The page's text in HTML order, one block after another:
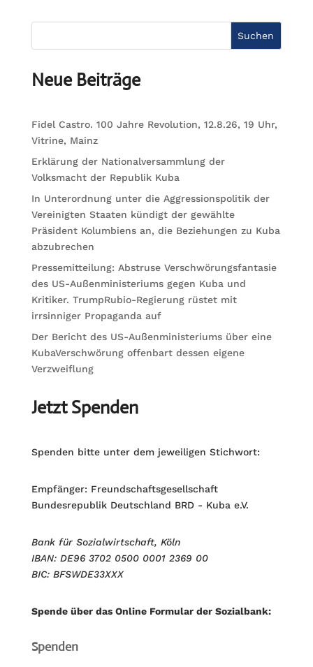
Suchen
Neue Beiträge
Fidel Castro. 100 Jahre Revolution, 12.8.26, 19 Uhr,
Vitrine, Mainz
Erklärung der Nationalversammlung der
Volksmacht der Republik Kuba
In Unterordnung unter die Aggressionspolitik der
Vereinigten Staaten kündigt der gewählte
Präsident Kolumbiens an, die Beziehungen zu Kuba
abzubrechen
Pressemitteilung: Abstruse Verschwörungsfantasie
des US-Außenministeriums gegen Kuba und
Kritiker. TrumpRubio-Regierung rüstet mit
irrsinniger Propaganda auf
Der Bericht des US-Außenministeriums über eine
KubaVerschwörung offenbart dessen eigene
Verzweiflung
Jetzt Spenden
Spenden bitte unter dem jeweiligen Stichwort:
Empfänger: Freundschaftsgesellschaft
Bundesrepublik Deutschland BRD - Kuba e.V.
Bank für Sozialwirtschaft, Köln
IBAN: DE96 3702 0500 0001 2369 00
BIC: BFSWDE33XXX
Spende über das Online Formular der Sozialbank:
Spenden